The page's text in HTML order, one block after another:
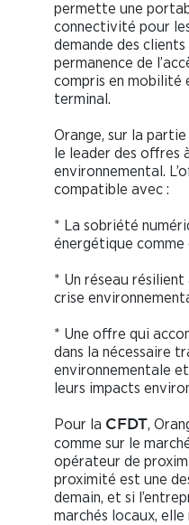
permette une
connectivité pour
demande des
permanence de
compris en mobilité
terminal.
Orange, sur la
le leader des offres
environnemental.
compatible avec :
* La sobriété
énergétique
* Un réseau
crise
* Une offre qui
dans la nécessaire
environnementale
leurs impacts
Pour la CFDT ,
comme sur le
opérateur de
proximité est une
demain, et si
marchés locaux,